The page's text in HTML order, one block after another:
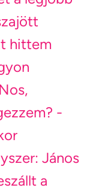
hittem
-
János
a